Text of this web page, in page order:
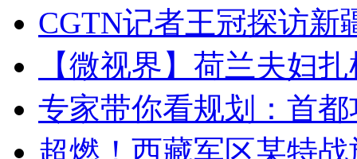
CGTN记者王冠探访新
【微视界】荷兰夫妇
专家带你看规划：首
超燃！西藏军区某特